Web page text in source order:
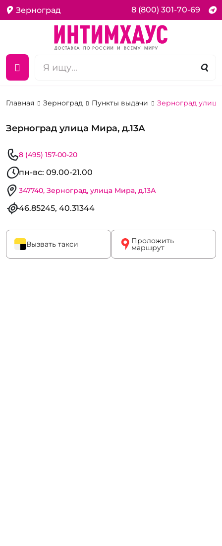
Зерноград 8 (800) 301-70-69
Главная Зерноград Пункты выдачи Зерноград
Зерноград улица Мира, д.13А
8 (495) 157-00-20
пн-вс: 09.00-21.00
347740, Зерноград, улица Мира, д.13А
46.85245, 40.31344
Вызвать такси Проложить
маршрут